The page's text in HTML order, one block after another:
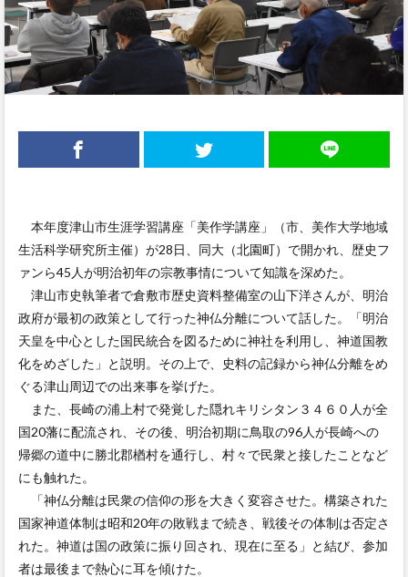
本年度津山市生涯学習講座「美作学講座」（市、美作大学地域
生活科学研究所主催）が28日、同大（北園町）で開かれ、歴史フ
ァンら45人が明治初年の宗教事情について知識を深めた。
津山市史執筆者で倉敷市歴史資料整備室の山下洋さんが、明治
政府が最初の政策として行った神仏分離について話した。「明治
天皇を中心とした国民統合を図るために神社を利用し、神道国教
化をめざした」と説明。その上で、史料の記録から神仏分離をめ
ぐる津山周辺での出来事を挙げた。
また、長崎の浦上村で発覚した隠れキリシタン３４６０人が全
国20藩に配流され、その後、明治初期に鳥取の96人が長崎への
帰郷の道中に勝北郡楢村を通行し、村々で民衆と接したことなど
にも触れた。
「神仏分離は民衆の信仰の形を大きく変容させた。構築された
国家神道体制は昭和20年の敗戦まで続き、戦後その体制は否定さ
れた。神道は国の政策に振り回され、現在に至る」と結び、参加
者は最後まで熱心に耳を傾けた。